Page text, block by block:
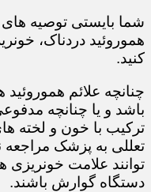
شما بایستی توصیه
هموروئید دردناک،
کنید.
چنانچه علائم
باشد و یا چنانچه
ترکیب با خون و لخته
تعللی به پزشک مراجعه
توانند علامت خونریزی
دستگاه گوارش باشند.